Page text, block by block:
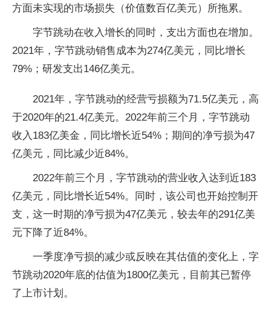
方面未实现的市场损失（价值数百亿美元）所拖累。
字节跳动在收入增长的同时，支出方面也在增加。
2021年，字节跳动销售成本为274亿美元，同比增长
79%；研发支出146亿美元。
2021年，字节跳动的经营亏损额为71.5亿美元，高
于2020年的21.4亿美元。2022年前三个月，字节跳动
收入183亿美金，同比增长近54%；期间的净亏损为47
亿美元，同比减少近84%。
2022年前三个月，字节跳动的营业收入达到近183
亿美元，同比增长近54%。同时，该公司也开始控制开
支，这一时期的净亏损为47亿美元，较去年的291亿美
元下降了近84%。
一季度净亏损的减少或反映在其估值的变化上，字
节跳动2020年底的估值为1800亿美元，目前其已暂停
了上市计划。